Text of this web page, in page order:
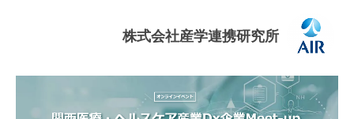
株式会社産学連携研究所